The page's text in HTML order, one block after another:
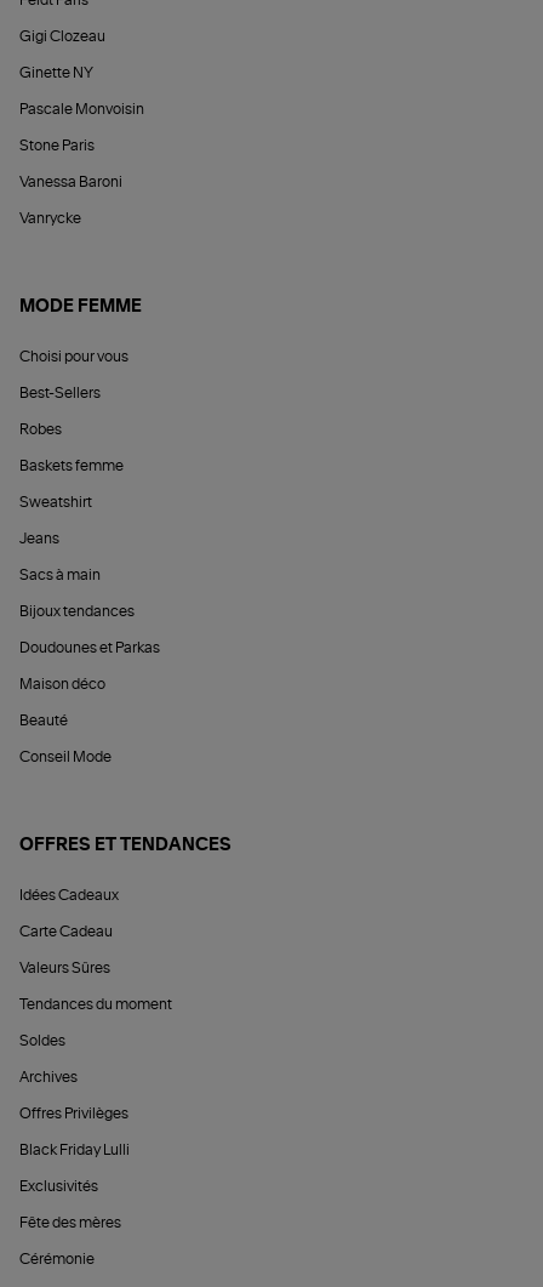
Gigi Clozeau
Ginette NY
Pascale Monvoisin
Stone Paris
Vanessa Baroni
Vanrycke
MODE FEMME
Choisi pour vous
Best-Sellers
Robes
Baskets femme
Sweatshirt
Jeans
Sacs à main
Bijoux tendances
Doudounes et Parkas
Maison déco
Beauté
Conseil Mode
OFFRES ET TENDANCES
Idées Cadeaux
Carte Cadeau
Valeurs Sûres
Tendances du moment
Soldes
Archives
Offres Privilèges
Black Friday Lulli
Exclusivités
Fête des mères
Cérémonie